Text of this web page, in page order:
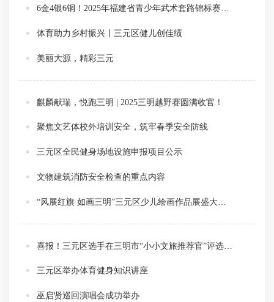
6金4银6铜！2025年福建省青少年武术套路锦标赛三元少体校斩获佳绩
体育助力乡村振兴丨三元区健儿创佳绩
美丽大源，精彩三元
麒麟献瑞，悦跑三明 | 2025三明越野赛圆满收官！
聚焦文艺体校外培训安全，筑牢春季安全防线
三元区全民健身场地设施申报项目公示
文物建筑消防安全检查的重点内容
三元区举办体育健身知识讲座
巫启贤巡回演唱会成功举办